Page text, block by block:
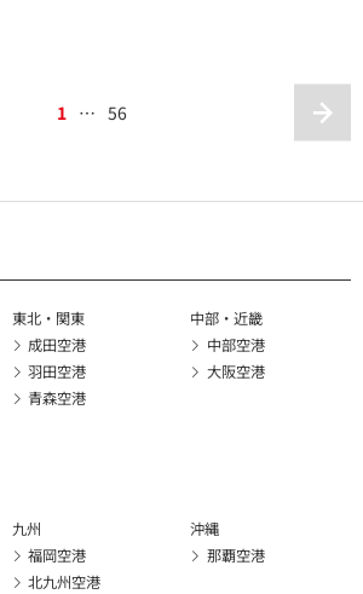
1 … 56
東北・関東
成田空港
羽田空港
青森空港
中部・近畿
中部空港
大阪空港
九州
福岡空港
北九州空港
沖縄
那覇空港